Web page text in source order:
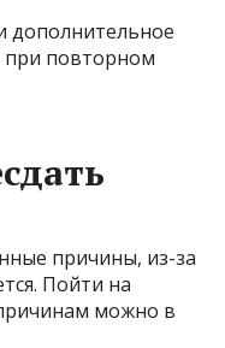
дополнительное
при повторном
причины, из-за
Пойти на
можно в